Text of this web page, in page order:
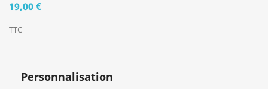
19,00 €
TTC
Personnalisation